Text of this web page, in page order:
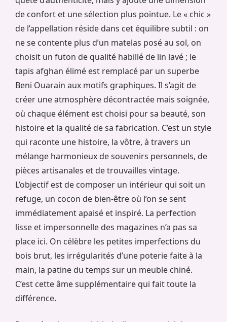
de confort et une sélection plus pointue. Le « chic »
de l’appellation réside dans cet équilibre subtil : on
ne se contente plus d’un matelas posé au sol, on
choisit un futon de qualité habillé de lin lavé ; le
tapis afghan élimé est remplacé par un superbe
Beni Ouarain aux motifs graphiques. Il s’agit de
créer une atmosphère décontractée mais soignée,
où chaque élément est choisi pour sa beauté, son
histoire et la qualité de sa fabrication. C’est un style
qui raconte une histoire, la vôtre, à travers un
mélange harmonieux de souvenirs personnels, de
pièces artisanales et de trouvailles vintage.
L’objectif est de composer un intérieur qui soit un
refuge, un cocon de bien-être où l’on se sent
immédiatement apaisé et inspiré. La perfection
lisse et impersonnelle des magazines n’a pas sa
place ici. On célèbre les petites imperfections du
bois brut, les irrégularités d’une poterie faite à la
main, la patine du temps sur un meuble chiné.
C’est cette âme supplémentaire qui fait toute la
différence.